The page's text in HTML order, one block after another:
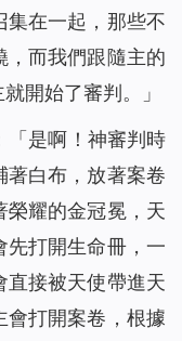
集在一起，那些不
，而我們跟隨主的
開始了審判。」
「是啊！神審判時
著白布，放著案卷
榮耀的金冠冕，天
先打開生命冊，一
直接被天使帶進天
會打開案卷，根據